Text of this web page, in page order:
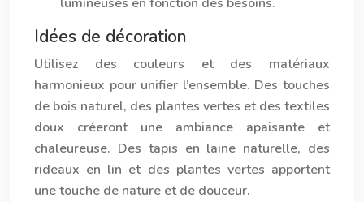
Idées de décoration
Utilisez des couleurs et des matériaux
harmonieux pour unifier l’ensemble. Des touches
de bois naturel, des plantes vertes et des textiles
doux créeront une ambiance apaisante et
chaleureuse. Des tapis en laine naturelle, des
rideaux en lin et des plantes vertes apportent
une touche de nature et de douceur.